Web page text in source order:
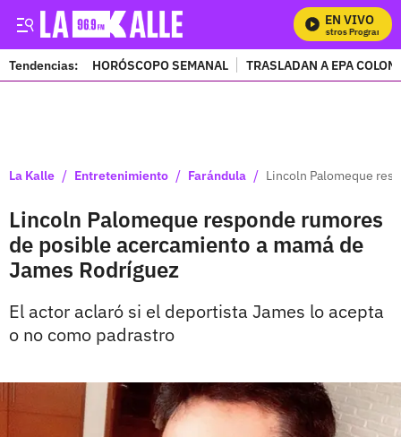
EN VIVO
Mira Todos Nuestros Programas
Tendencias: HORÓSCOPO SEMANAL TRASLADAN A EPA
La Kalle / Entretenimiento / Farándula / Lincoln Palomeque
Lincoln Palomeque responde rumores
de posible acercamiento a mamá de
James Rodríguez
El actor aclaró si el deportista James lo acepta
o no como padrastro